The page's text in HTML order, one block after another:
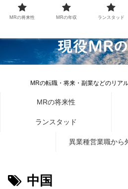
MRの転職・将来・副業などのリア
MRの将来性
ランスタッド
異業種営業職から
中国
MRの将来性 MRの年収 ランスタッド